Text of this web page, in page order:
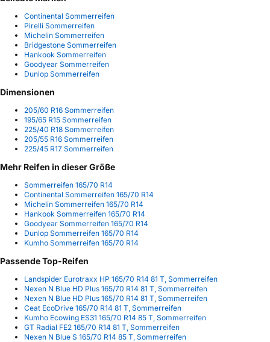
Continental Sommerreifen
Pirelli Sommerreifen
Michelin Sommerreifen
Bridgestone Sommerreifen
Hankook Sommerreifen
Goodyear Sommerreifen
Dunlop Sommerreifen
Dimensionen
205/60 R16 Sommerreifen
195/65 R15 Sommerreifen
225/40 R18 Sommerreifen
205/55 R16 Sommerreifen
225/45 R17 Sommerreifen
Mehr Reifen in dieser Größe
Sommerreifen 165/70 R14
Continental Sommerreifen 165/70 R14
Michelin Sommerreifen 165/70 R14
Hankook Sommerreifen 165/70 R14
Goodyear Sommerreifen 165/70 R14
Dunlop Sommerreifen 165/70 R14
Kumho Sommerreifen 165/70 R14
Passende Top-Reifen
Landspider Eurotraxx HP 165/70 R14 81 T, Sommerreifen
Nexen N Blue HD Plus 165/70 R14 81 T, Sommerreifen
Nexen N Blue HD Plus 165/70 R14 81 T, Sommerreifen
Ceat EcoDrive 165/70 R14 81 T, Sommerreifen
Kumho Ecowing ES31 165/70 R14 85 T, Sommerreifen
GT Radial FE2 165/70 R14 81 T, Sommerreifen
Nexen N Blue S 165/70 R14 85 T, Sommerreifen